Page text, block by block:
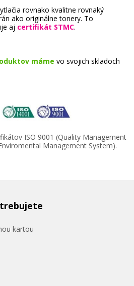
rovnako kvalitne rovnaký
ako originálne tonery. To
aj certifikát STMC.
máme vo svojich skladoch
ISO 9001 (Quality Management
Management System).
kartou